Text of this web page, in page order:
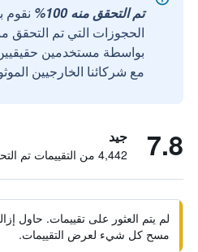
تم التحقق منه 100%
الحجوزات التي تم التحقق
مع شركائنا الخارجيين
7.8 جيد
4,442 من التقييمات تم التحقق منها
لم يتم العثور على تقييمات. حاول
مسح كل شيء لعرض التقييمات.